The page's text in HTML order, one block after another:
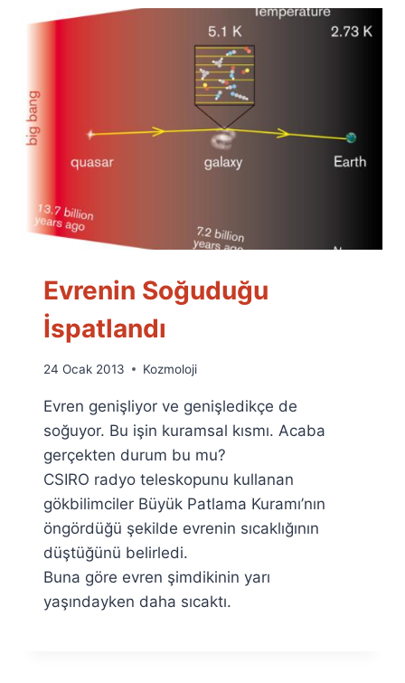
Evrenin Soğuduğu
İspatlandı
By
Fuat
Özyar
24 Ocak 2013 Kozmoloji
Evren genişliyor ve genişledikçe de
soğuyor. Bu işin kuramsal kısmı. Acaba
gerçekten durum bu mu?
CSIRO radyo teleskopunu kullanan
gökbilimciler Büyük Patlama Kuramı’nın
öngördüğü şekilde evrenin sıcaklığının
düştüğünü belirledi.
Buna göre evren şimdikinin yarı
yaşındayken daha sıcaktı.